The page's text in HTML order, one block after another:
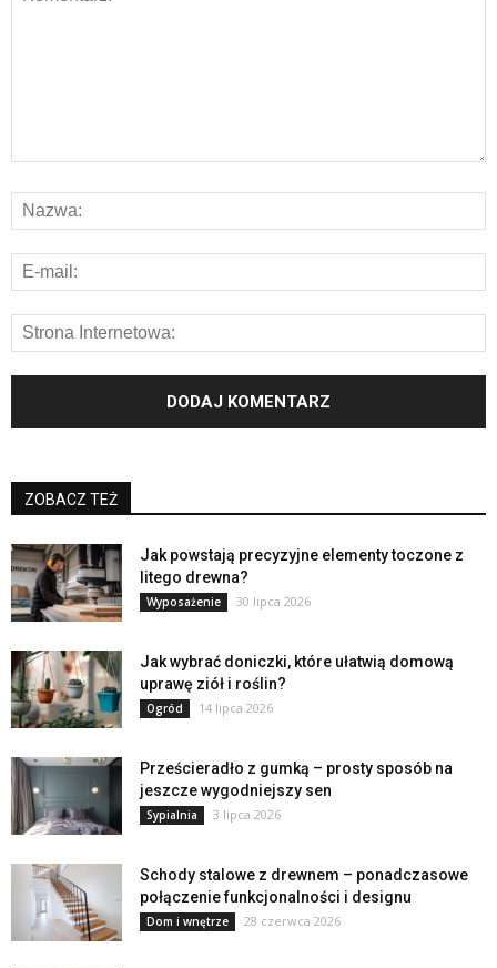
ZOBACZ TEŻ
Jak powstają precyzyjne elementy toczone z
litego drewna?
Wyposażenie 30 lipca 2026
Jak wybrać doniczki, które ułatwią domową
uprawę ziół i roślin?
Ogród 14 lipca 2026
Prześcieradło z gumką – prosty sposób na
jeszcze wygodniejszy sen
Sypialnia 3 lipca 2026
Schody stalowe z drewnem – ponadczasowe
połączenie funkcjonalności i designu
Dom i wnętrze 28 czerwca 2026